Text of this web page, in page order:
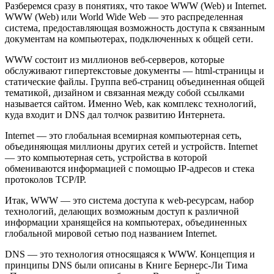
Разберемся сразу в понятиях, что такое WWW (Web) и Internet.
WWW (Web) или World Wide Web — это распределенная
система, предоставляющая возможность доступа к связанным
документам на компьютерах, подключенных к общей сети.
WWW состоит из миллионов веб-серверов, которые
обслуживают гипертекстовые документы — html-страницы и
статические файлы. Группа веб-страниц объединенная общей
тематикой, дизайном и связанная между собой ссылками
называется сайтом. Именно Web, как комплекс технологий,
куда входит и DNS дал толчок развитию Интернета.
Internet — это глобальная всемирная компьютерная сеть,
объединяющая миллионы других сетей и устройств. Internet
— это компьютерная сеть, устройства в которой
обмениваются информацией с помощью IP-адресов и стека
протоколов TCP/IP.
Итак, WWW — это система доступа к web-ресурсам, набор
технологий, делающих возможным доступ к различной
информации хранящейся на компьютерах, объединенных
глобальной мировой сетью под названием Internet.
DNS — это технология относящаяся к WWW. Концепция и
принципы DNS были описаны в Книге Бернерс-Ли Тима